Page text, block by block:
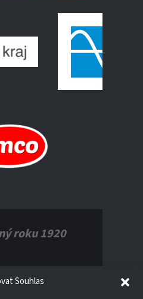
Souhlas
roku 1920